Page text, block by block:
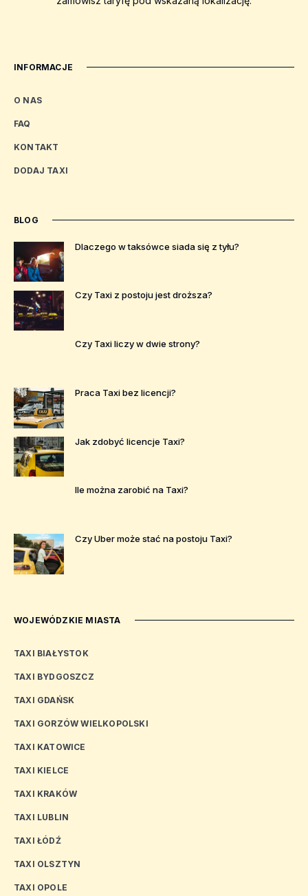
INFORMACJE
O NAS
FAQ
KONTAKT
DODAJ TAXI
BLOG
Dlaczego w taksówce siada się z tyłu?
Czy Taxi z postoju jest droższa?
Czy Taxi liczy w dwie strony?
Praca Taxi bez licencji?
Jak zdobyć licencje Taxi?
Ile można zarobić na Taxi?
Czy Uber może stać na postoju Taxi?
WOJEWÓDZKIE MIASTA
TAXI BIAŁYSTOK
TAXI BYDGOSZCZ
TAXI GDAŃSK
TAXI GORZÓW WIELKOPOLSKI
TAXI KATOWICE
TAXI KIELCE
TAXI KRAKÓW
TAXI LUBLIN
TAXI ŁÓDŹ
TAXI OLSZTYN
TAXI OPOLE